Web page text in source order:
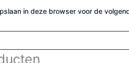
in deze browser voor de